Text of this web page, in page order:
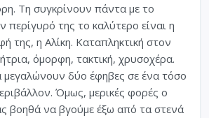
Τη συγκρίνουν πάντα με το
περίγυρό της το καλύτερο είναι η
της, η Αλίκη. Καταπληκτική στον
όμορφη, τακτική, χρυσοχέρα.
μεγαλώνουν δύο έφηβες σε ένα τόσο
Όμως, μερικές φορές ο
βοηθά να βγούμε έξω από τα στενά